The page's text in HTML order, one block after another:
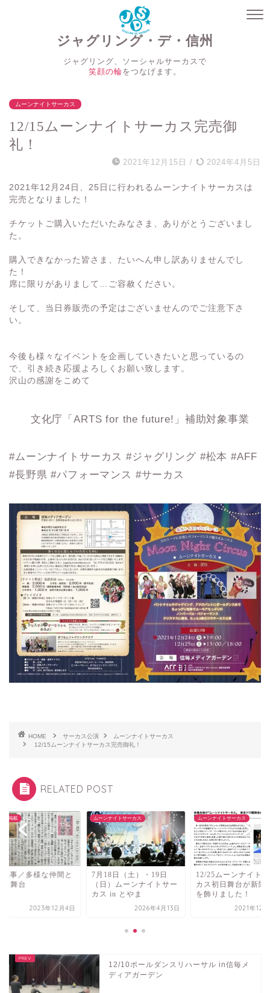
ジャグリング・デ・信州
ジャグリング、ソーシャルサーカスで
笑顔の輪をつなげます。
ムーンナイトサーカス
12/15ムーンナイトサーカス完売御
礼！
2021年12月15日 / 2024年4月5日
2021年12月24日、25日に行われるムーンナイトサーカスは
完売となりました！
チケットご購入いただいたみなさま、ありがとうございまし
た。
購入できなかった皆さま、たいへん申し訳ありませんでし
た！
席に限りがありまして…ご容赦ください。
そして、当日券販売の予定はございませんのでご注意下さ
い。
今後も様々なイベントを企画していきたいと思っているの
で、引き続き応援よろしくお願い致します。
沢山の感謝をこめて
文化庁「ARTS for the future!」補助対象事業
#ムーンナイトサーカス #ジャグリング #松本 #AFF
#長野県 #パフォーマンス #サーカス
HOME サーカス公演
ムーンナイトサーカス
12/15ムーンナイトサーカス完売御礼！
RELATED POST
ア掲載
記事／多様な仲間と
る舞台
2023年12月4日
ムーンナイトサーカス
7月18日（土）・19日
（日）ムーンナイトサー
カス in とやま
2026年4月13日
ムーンナイトサーカス
12/25ムーンナイト
カス初日舞台が新聞
を飾りました！
2021年12
12/10ポールダンスリハーサル in信毎メ
ディアガーデン